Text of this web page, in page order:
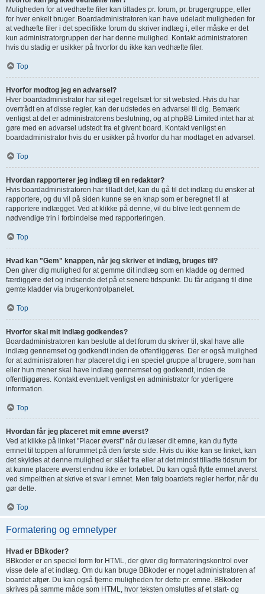
Muligheden for at vedhæfte filer kan tillades pr. forum, pr. brugergruppe, eller
for hver enkelt bruger. Boardadministratoren kan have udeladt muligheden for
at vedhæfte filer i det specifikke forum du skriver indlæg i, eller måske er det
kun administratorgruppen der har denne mulighed. Kontakt administratoren
hvis du stadig er usikker på hvorfor du ikke kan vedhæfte filer.
Top
Hvorfor modtog jeg en advarsel?
Hver boardadministrator har sit eget regelsæt for sit websted. Hvis du har
overtrådt en af disse regler, kan der udstedes en advarsel til dig. Bemærk
venligst at det er administratorens beslutning, og at phpBB Limited intet har at
gøre med en advarsel udstedt fra et givent board. Kontakt venligst en
boardadministrator hvis du er usikker på hvorfor du har modtaget en advarsel.
Top
Hvordan rapporterer jeg indlæg til en redaktør?
Hvis boardadministratoren har tilladt det, kan du gå til det indlæg du ønsker at
rapportere, og du vil på siden kunne se en knap som er beregnet til at
rapportere indlægget. Ved at klikke på denne, vil du blive ledt gennem de
nødvendige trin i forbindelse med rapporteringen.
Top
Hvad kan "Gem" knappen, når jeg skriver et indlæg, bruges til?
Den giver dig mulighed for at gemme dit indlæg som en kladde og dermed
færdiggøre det og indsende det på et senere tidspunkt. Du får adgang til dine
gemte kladder via brugerkontrolpanelet.
Top
Hvorfor skal mit indlæg godkendes?
Boardadministratoren kan beslutte at det forum du skriver til, skal have alle
indlæg gennemset og godkendt inden de offentliggøres. Der er også mulighed
for at administratoren har placeret dig i en speciel gruppe af brugere, som han
eller hun mener skal have indlæg gennemset og godkendt, inden de
offentliggøres. Kontakt eventuelt venligst en administrator for yderligere
information.
Top
Hvordan får jeg placeret mit emne øverst?
Ved at klikke på linket "Placer øverst" når du læser dit emne, kan du flytte
emnet til toppen af forummet på den første side. Hvis du ikke kan se linket, kan
det skyldes at denne mulighed er slået fra eller at det mindst tilladte tidsrum for
at kunne placere øverst endnu ikke er forløbet. Du kan også flytte emnet øverst
ved simpelthen at skrive et svar i emnet. Men følg boardets regler herfor, når du
gør dette.
Top
Formatering og emnetyper
Hvad er BBkoder?
BBkoder er en speciel form for HTML, der giver dig formateringskontrol over
visse dele af et indlæg. Om du kan bruge BBkoder er noget administratoren af
boardet afgør. Du kan også fjerne muligheden for dette pr. emne. BBkoder
skrives på samme måde som HTML, hvor teksten omsluttes af et start- og